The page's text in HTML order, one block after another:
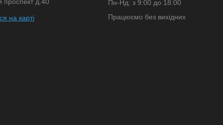
на карті
Пн-Нд: з 9:00 до 18:00
Працюємо без вихідних